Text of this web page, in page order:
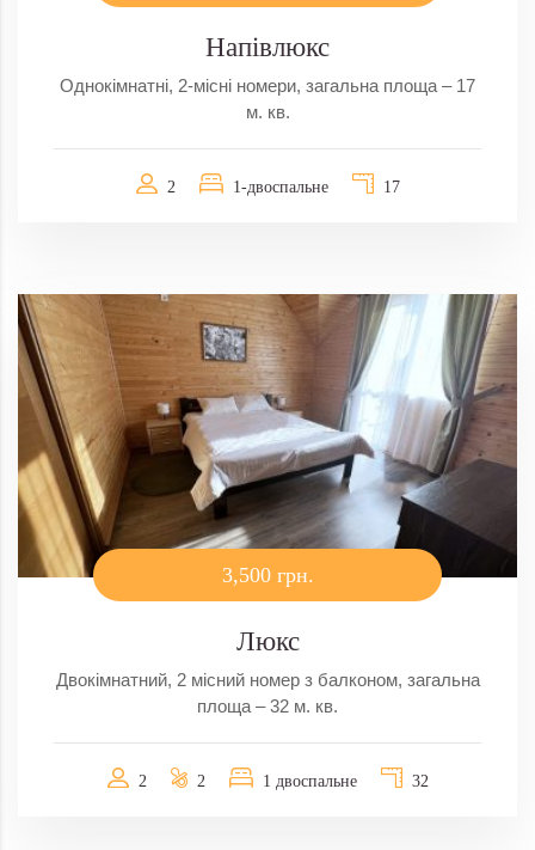
Напівлюкс
Однокімнатні, 2-місні номери, загальна площа – 17
м. кв.
2 1-двоспальне 17
3,500 грн.
Люкс
Двокімнатний, 2 місний номер з балконом, загальна
площа – 32 м. кв.
2 2 1 двоспальне 32